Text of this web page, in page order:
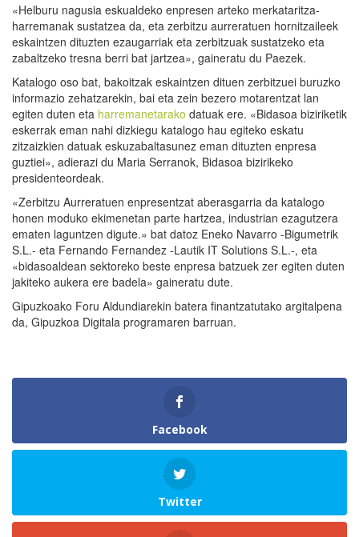
«Helburu nagusia eskualdeko enpresen arteko merkataritza-
harremanak sustatzea da, eta zerbitzu aurreratuen hornitzaileek
eskaintzen dituzten ezaugarriak eta zerbitzuak sustatzeko eta
zabaltzeko tresna berri bat jartzea», gaineratu du Paezek.
Katalogo oso bat, bakoitzak eskaintzen dituen zerbitzuei buruzko
informazio zehatzarekin, bai eta zein bezero motarentzat lan
egiten duten eta harremanetarako datuak ere. «Bidasoa biziriketik
eskerrak eman nahi dizkiegu katalogo hau egiteko eskatu
zitzaizkien datuak eskuzabaltasunez eman dituzten enpresa
guztiei», adierazi du Maria Serranok, Bidasoa bizirikeko
presidenteordeak.
«Zerbitzu Aurreratuen enpresentzat aberasgarria da katalogo
honen moduko ekimenetan parte hartzea, industrian ezagutzera
ematen laguntzen digute.» bat datoz Eneko Navarro -Bigumetrik
S.L.- eta Fernando Fernandez -Lautik IT Solutions S.L.-, eta
«bidasoaldean sektoreko beste enpresa batzuek zer egiten duten
jakiteko aukera ere badela» gaineratu dute.
Gipuzkoako Foru Aldundiarekin batera finantzatutako argitalpena
da, Gipuzkoa Digitala programaren barruan.
Facebook
Twitter